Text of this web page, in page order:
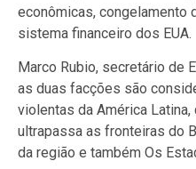
econômicas, congelamento
sistema financeiro dos EUA.
Marco Rubio, secretário de
as duas facções são
violentas da América Latina,
ultrapassa as fronteiras do
da região e também Os